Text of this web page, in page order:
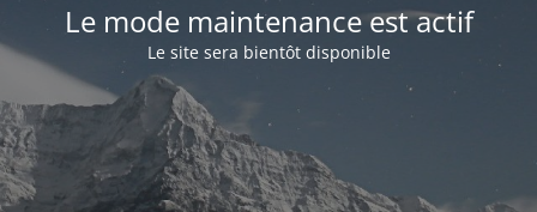
Le mode maintenance est actif
Le site sera bientôt disponible